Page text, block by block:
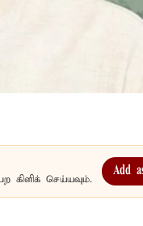
கிளிக் செய்யவும்.
Add